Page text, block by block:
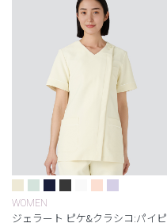
WOMEN
ジェラート ピケ&クラシコ:パイピ